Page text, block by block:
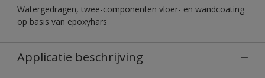
Watergedragen, twee-componenten vloer- en wandcoating
op basis van epoxyhars
Applicatie beschrijving